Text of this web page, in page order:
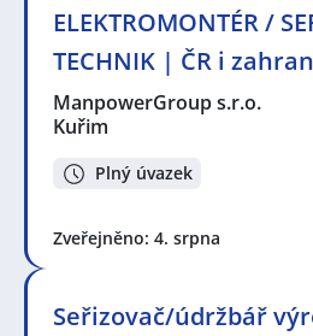
ELEKTROMONTÉR /
TECHNIK | ČR i
ManpowerGroup s.r.o.
Kuřim
Plný úvazek
Zveřejněno: 4. srpna
Seřizovač/údržbář